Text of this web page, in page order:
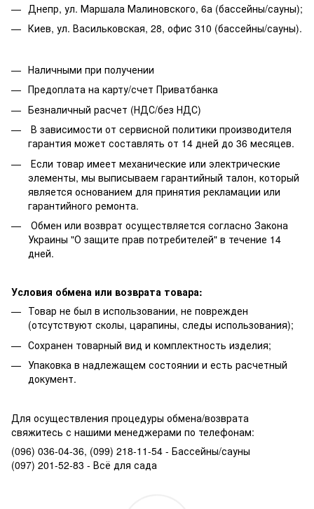
Днепр, ул. Маршала Малиновского, 6а (бассейны/сауны);
Киев, ул. Васильковская, 28, офис 310 (бассейны/сауны).
Наличными при получении
Предоплата на карту/счет Приватбанка
Безналичный расчет (НДС/без НДС)
В зависимости от сервисной политики производителя
гарантия может составлять от 14 дней до 36 месяцев.
Если товар имеет механические или электрические
элементы, мы выписываем гарантийный талон, который
является основанием для принятия рекламации или
гарантийного ремонта.
Обмен или возврат осуществляется согласно Закона
Украины "О защите прав потребителей" в течение 14
дней.
Условия обмена или возврата товара:
Товар не был в использовании, не поврежден
(отсутствуют сколы, царапины, следы использования);
Сохранен товарный вид и комплектность изделия;
Упаковка в надлежащем состоянии и есть расчетный
документ.
Для осуществления процедуры обмена/возврата
свяжитесь с нашими менеджерами по телефонам:
(096) 036-04-36, (099) 218-11-54 - Бассейны/сауны
(097) 201-52-83 - Всё для сада